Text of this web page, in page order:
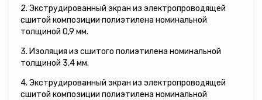
2. Экструдированный экран из электропроводящей
сшитой композиции полиэтилена номинальной
толщиной 0,9 мм.
3. Изоляция из сшитого полиэтилена номинальной
толщиной 3,4 мм.
4. Экструдированный экран из электропроводящей
сшитой композиции полиэтилена номинальной